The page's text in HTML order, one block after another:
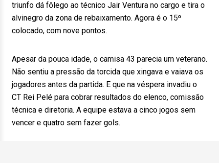
triunfo dá fôlego ao técnico Jair Ventura no cargo e tira o
alvinegro da zona de rebaixamento. Agora é o 15º
colocado, com nove pontos.
Apesar da pouca idade, o camisa 43 parecia um veterano.
Não sentiu a pressão da torcida que xingava e vaiava os
jogadores antes da partida. E que na véspera invadiu o
CT Rei Pelé para cobrar resultados do elenco, comissão
técnica e diretoria. A equipe estava a cinco jogos sem
vencer e quatro sem fazer gols.